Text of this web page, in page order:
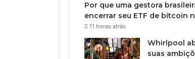
Por que uma gestora
encerrar seu ETF de bitcoin
11 horas atrás
Whirlpool
suas